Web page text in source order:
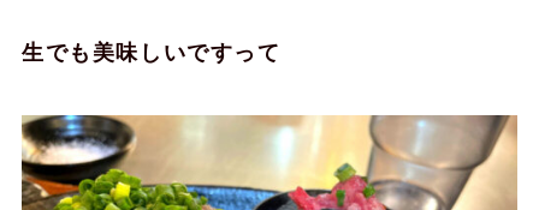
生でも美味しいですって